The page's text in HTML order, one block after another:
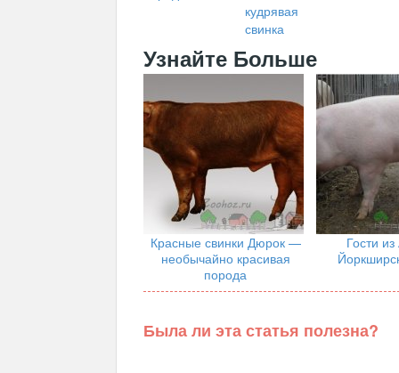
кудрявая
свинка
Узнайте Больше
Красные свинки Дюрок —
необычайно красивая
порода
Гости
Была ли эта статья полезна?